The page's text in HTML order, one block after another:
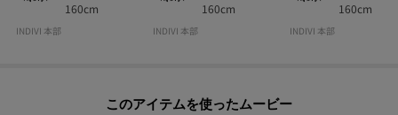
160cm
INDIVI 本部
160cm
INDIVI 本部
160cm
INDIVI 本部
このアイテムを使ったムービー